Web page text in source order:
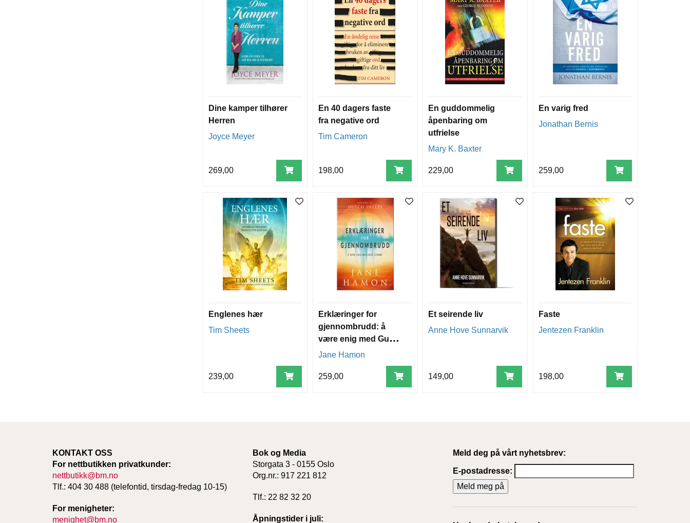
Dine kamper tilhører
Herren
Joyce Meyer
269,00
En 40 dagers faste
fra negative ord
Tim Cameron
198,00
En guddommelig
åpenbaring om
utfrielse
Mary K. Baxter
229,00
En varig fred
Jonathan Bernis
259,00
Englenes hær
Tim Sheets
239,00
Erklæringer for
gjennombrudd: å
være enig med Guds
stemme
Jane Hamon
259,00
Et seirende liv
Anne Hove Sunnarvik
149,00
Faste
Jentezen Franklin
198,00
KONTAKT OSS
For nettbutikken privatkunder:
nettbutikk@bm.no
Tlf.: 404 30 488 (telefontid, tirsdag-fredag 10-15)
For menigheter:
menighet@bm.no
Bok og Media
Storgata 3 - 0155 Oslo
Org.nr.: 917 221 812
Tlf.: 22 82 32 20
Åpningstider i juli:
Meld deg på vårt nyhetsbrev:
E-postadresse: